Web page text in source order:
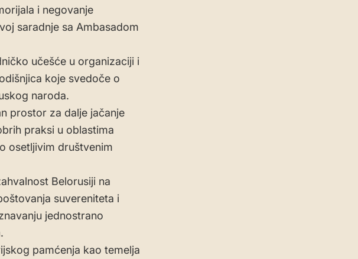
i negovanje
saradnje sa Ambasadom
učešće u organizaciji i
koje svedoče o
naroda.
prostor za dalje jačanje
praksi u oblastima
osetljivim društvenim
Belorusiji na
suvereniteta i
jednostrano
pamćenja kao temelja